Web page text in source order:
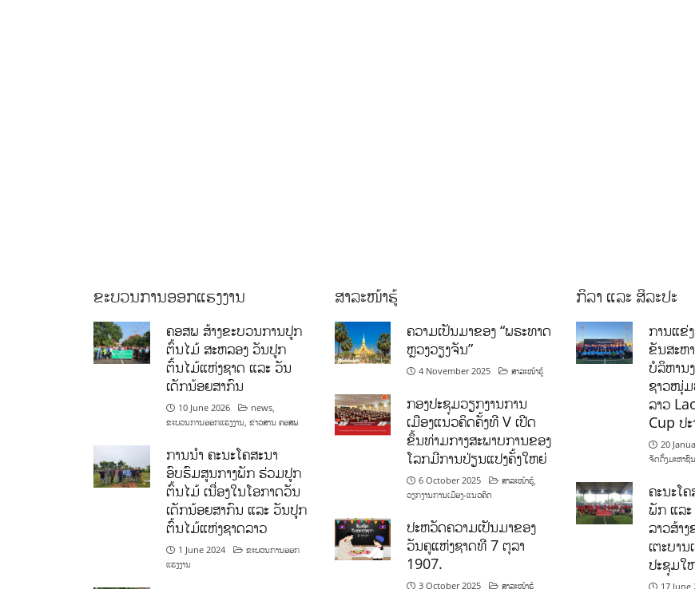
ຂະບວນການອອກແຮງງານ
ຄອສພ ສ້າງຂະບວນການປູກ
ຕົ້ນໄມ້ ສະຫລອງ ວັນປູກ
ຕົ້ນໄມ້ແຫ່ງຊາດ ແລະ ວັນ
ເດັກນ້ອຍສາກົນ
10 June 2026 news,
ຂະບວນການອອກແຮງງານ, ຂ່າວສານ ຄອສພ
ການນໍາ ຄະນະໂຄສະນາ
ອົບຮົມສູນກາງພັກ ຮ່ວມປູກ
ຕົ້ນໄມ້ ເນື່ອງໃນໂອກາດວັນ
ເດັກນ້ອຍສາກົນ ແລະ ວັນປູກ
ຕົ້ນໄມ້ແຫ່ງຊາດລາວ
1 June 2024
ຂະບວນການອອກ
ແຮງງານ
ສາລະໜ້າຮູ້
ຄວາມເປັນມາຂອງ “ພຣະທາດ
ຫຼວງວຽງຈັນ”
4 November 2025 ສາລະໜ້າຮູ້
ກອງປະຊຸມວຽກງານການ
ເມືອງແນວຄິດຄັ້ງທີ V ເປີດ
ຂຶ້ນທ່າມກາງສະພາບການຂອງ
ໂລກມີການປ່ຽນແປງຄັ້ງໃຫຍ່
6 October 2025 ສາລະໜ້າຮູ້,
ວຽກງານການເມືອງ-ແນວຄິດ
ປະຫວັດຄວາມເປັນມາຂອງ
ວັນຄູແຫ່ງຊາດທີ 7 ຕຸລາ
1907.
3 October 2025 ສາລະໜ້າຮູ້
ກິລາ ແລະ ສິລະປະ
ການແຂ່
ຂັນສະຫ
ບໍລິຫານ
ຊາວໜຸ່ມ
ລາວ
Cup ປ
20
ຈັດຕັ້ງມະຫາຊົນ
ຄະນະໂ
ພັກ ແລ
ລາວສ້າ
ເຕະບາ
ປະຊຸມໃ
17 June